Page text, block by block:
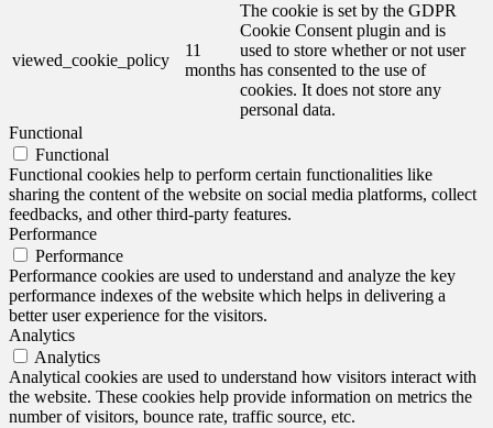
viewed_cookie_policy
11
months
The cookie is set by the GDPR
Cookie Consent plugin and is
used to store whether or not user
has consented to the use of
cookies. It does not store any
personal data.
Functional
Functional
Functional cookies help to perform certain functionalities like
sharing the content of the website on social media platforms, collect
feedbacks, and other third-party features.
Performance
Performance
Performance cookies are used to understand and analyze the key
performance indexes of the website which helps in delivering a
better user experience for the visitors.
Analytics
Analytics
Analytical cookies are used to understand how visitors interact with
the website. These cookies help provide information on metrics the
number of visitors, bounce rate, traffic source, etc.